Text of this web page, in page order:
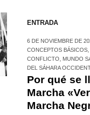
ENTRADA
6 DE NOVIEMBRE DE
CONCEPTOS BÁSICOS
CONFLICTO
MUNDO
DEL SÁHARA
Por qué se
Marcha
Marcha